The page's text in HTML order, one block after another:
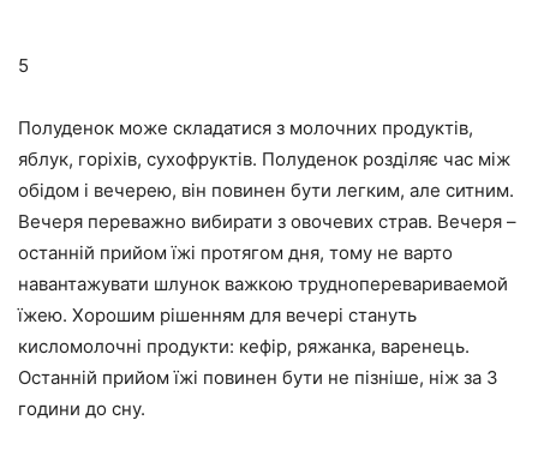
5
Полуденок може складатися з молочних продуктів,
яблук, горіхів, сухофруктів. Полуденок розділяє час між
обідом і вечерею, він повинен бути легким, але ситним.
Вечеря переважно вибирати з овочевих страв. Вечеря –
останній прийом їжі протягом дня, тому не варто
навантажувати шлунок важкою трудноперевариваемой
їжею. Хорошим рішенням для вечері стануть
кисломолочні продукти: кефір, ряжанка, варенець.
Останній прийом їжі повинен бути не пізніше, ніж за 3
години до сну.